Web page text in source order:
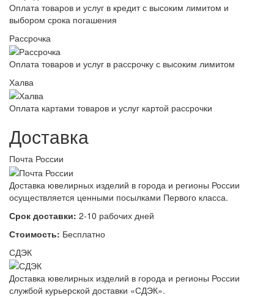
Оплата товаров и услуг в кредит с высоким лимитом и
выбором срока погашения
Рассрочка
Оплата товаров и услуг в рассрочку с высоким лимитом
Халва
Оплата картами товаров и услуг картой рассрочки
Доставка
Почта России
Доставка ювелирных изделий в города и регионы России
осуществляется ценными посылками Первого класса.
Срок доставки: 2-10 рабочих дней
Стоимость: Бесплатно
СДЭК
Доставка ювелирных изделий в города и регионы России
службой курьерской доставки «СДЭК».